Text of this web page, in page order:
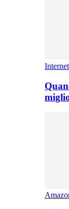
Internet